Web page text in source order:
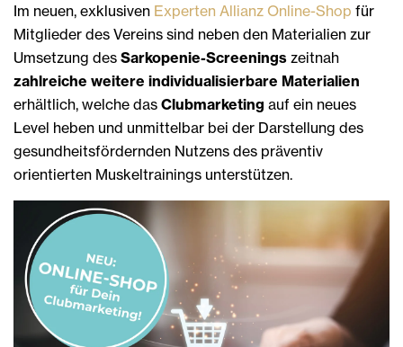
Im neuen, exklusiven Experten Allianz Online-Shop für
Mitglieder des Vereins sind neben den Materialien zur
Umsetzung des Sarkopenie-Screenings zeitnah
zahlreiche weitere individualisierbare Materialien
erhältlich, welche das Clubmarketing auf ein neues
Level heben und unmittelbar bei der Darstellung des
gesundheitsfördernden Nutzens des präventiv
orientierten Muskeltrainings unterstützen.